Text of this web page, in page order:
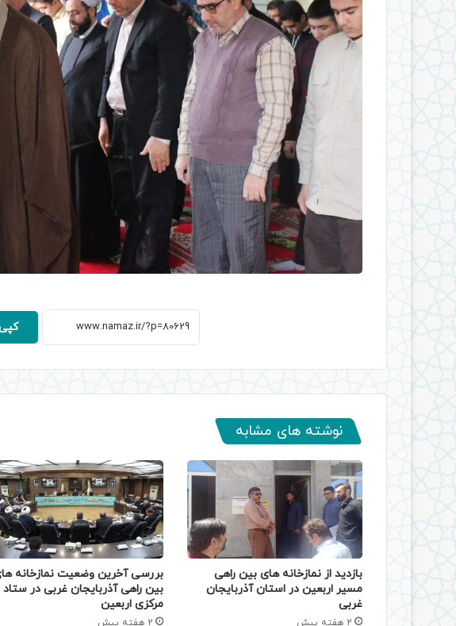
نوشته های مشابه
بازدید از نمازخانه های بین راهی
مسیر اربعین در استان آذربایجان
غربی
2 هفته پیش
بررسی آخرین وضعیت نمازخانه‌
بین‌ راهی آذربایجان‌ غربی در ستاد
مرکزی اربعین
2 هفته پیش